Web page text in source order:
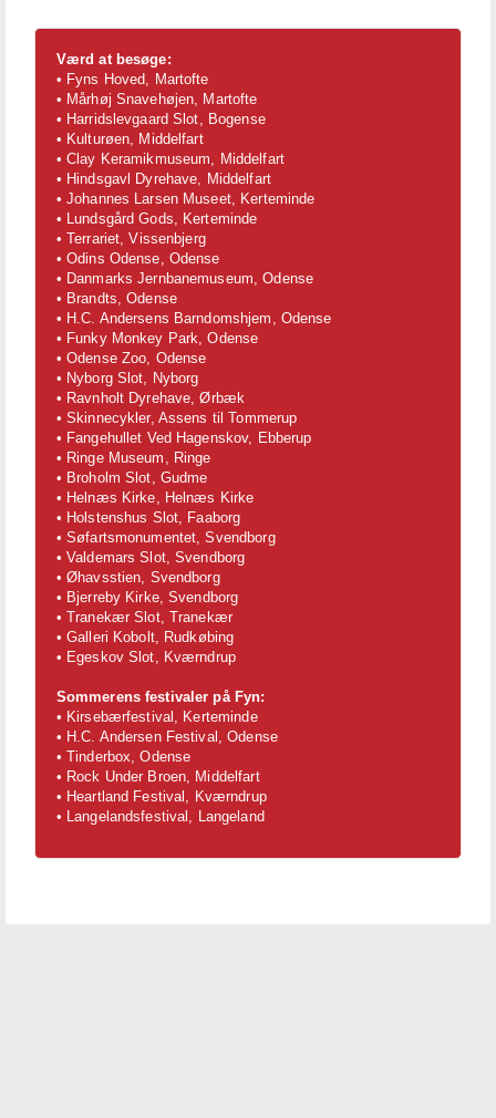
Værd at besøge:
• Fyns Hoved, Martofte
• Mårhøj Snavehøjen, Martofte
• Harridslevgaard Slot, Bogense
• Kulturøen, Middelfart
• Clay Keramikmuseum, Middelfart
• Hindsgavl Dyrehave, Middelfart
• Johannes Larsen Museet, Kerteminde
• Lundsgård Gods, Kerteminde
• Terrariet, Vissenbjerg
• Odins Odense, Odense
• Danmarks Jernbanemuseum, Odense
• Brandts, Odense
• H.C. Andersens Barndomshjem, Odense
• Funky Monkey Park, Odense
• Odense Zoo, Odense
• Nyborg Slot, Nyborg
• Ravnholt Dyrehave, Ørbæk
• Skinnecykler, Assens til Tommerup
• Fangehullet Ved Hagenskov, Ebberup
• Ringe Museum, Ringe
• Broholm Slot, Gudme
• Helnæs Kirke, Helnæs Kirke
• Holstenshus Slot, Faaborg
• Søfartsmonumentet, Svendborg
• Valdemars Slot, Svendborg
• Øhavsstien, Svendborg
• Bjerreby Kirke, Svendborg
• Tranekær Slot, Tranekær
• Galleri Kobolt, Rudkøbing
• Egeskov Slot, Kværndrup
Sommerens festivaler på Fyn:
• Kirsebærfestival, Kerteminde
• H.C. Andersen Festival, Odense
• Tinderbox, Odense
• Rock Under Broen, Middelfart
• Heartland Festival, Kværndrup
• Langelandsfestival, Langeland